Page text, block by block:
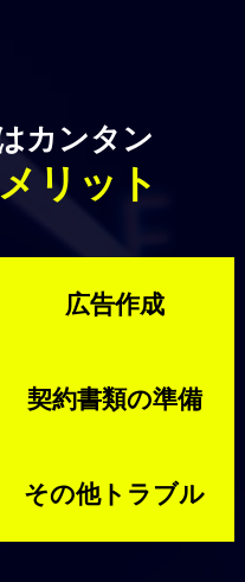
カンタン
リット
広告作成
契約書類の準備
その他トラブル